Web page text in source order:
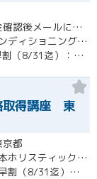
zoomにて開催。ご入金確認後メールにてURLをお送りいたします。
日本ホリスティックコンディショニング協会
通常価格：33,000円 早割（8/31迄）：22,000円
取得講座 東
京都
特定非営利活動法人日本ホリスティックコンディショニング協会
通常料金：132,000円 早割（8/31迄）：120,000円 ペア割：110,000円